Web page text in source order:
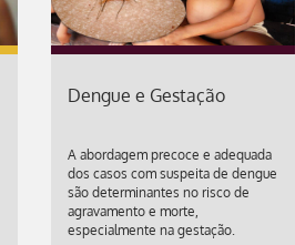
Dengue e Gestação
A abordagem precoce e adequada
dos casos com suspeita de dengue
são determinantes no risco de
agravamento e morte,
especialmente na gestação.